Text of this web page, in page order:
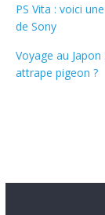
PS Vita : voici
de Sony
Voyage au
attrape pigeon ?